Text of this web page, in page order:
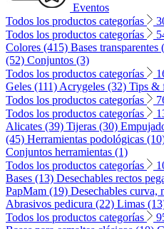
Eventos
Todos los productos categorías
Todos los productos categorías
Colores (415) Bases transparentes
(52) Conjuntos (3)
Todos los productos categorías
Geles (111) Acrygeles (32) Tips &
Todos los productos categorías
Todos los productos categorías
Alicates (39) Tijeras (30)
(45) Herramientas podológicas
Conjuntos herramientas (1)
Todos los productos categorías
Bases (13) Desechables rectos
PapMam (19) Desechables curva,
Abrasivos pedicura (22) Limas
Todos los productos categorías